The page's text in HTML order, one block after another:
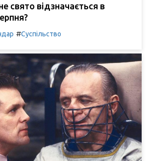
свято відзначається в
#Суспільство